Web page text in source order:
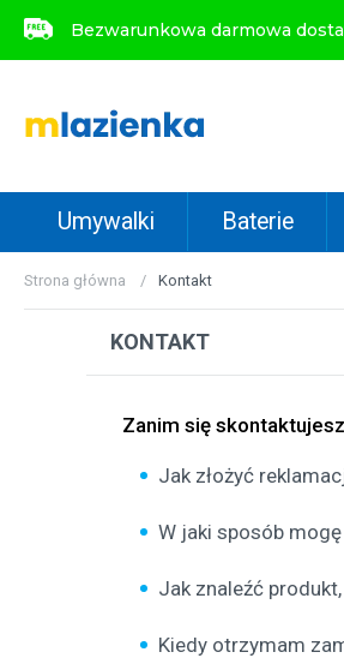
Bezwarunkowa darmowa
Umywalki Baterie
Strona główna Kontakt
KONTAKT
Zanim się
Jak złożyć
W jaki sposób
Jak znaleźć
Kiedy otrzymam